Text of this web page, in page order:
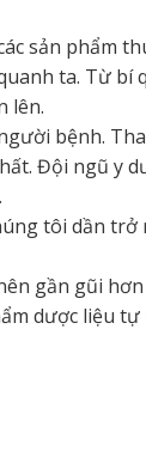
sản phẩm
ta. Từ bí
lên.
bệnh.
Đội ngũ y
tôi dần
gần gũi
dược liệu